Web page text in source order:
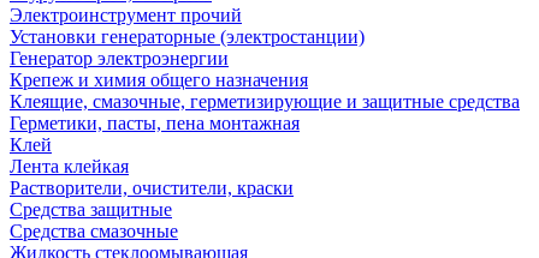
Электроинструмент прочий
Установки генераторные (электростанции)
Генератор электроэнергии
Крепеж и химия общего назначения
Клеящие, смазочные, герметизирующие и защитные средства
Герметики, пасты, пена монтажная
Клей
Лента клейкая
Растворители, очистители, краски
Средства защитные
Средства смазочные
Жидкость стеклоомывающая